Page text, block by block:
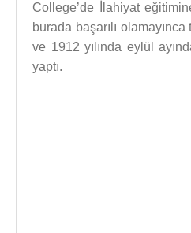
College’de İlahiyat
burada başarılı
ve 1912 yılında eylül
yaptı.